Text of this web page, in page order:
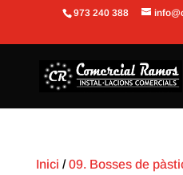
Obre la barra d'eines
973 240 388
Inici /09. Bosses de